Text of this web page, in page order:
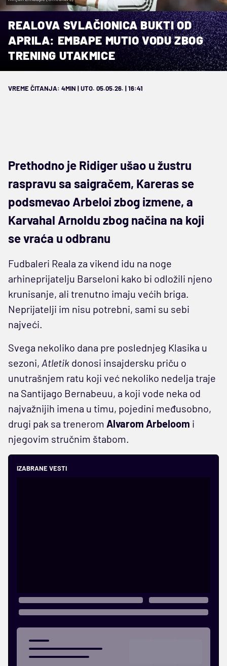
REALOVA SVLAČIONICA BUKTI OD
APRILA: EMBAPE MUTIO VODU ZBOG
TRENING UTAKMICE
VREME ČITANJA: 4MIN | UTO. 05.05.26. | 16:41
Prethodno je Ridiger ušao u žustru
raspravu sa saigračem, Kareras se
podsmevao Arbeloi zbog izmene, a
Karvahal Arnoldu zbog načina na koji
se vraća u odbranu
Fudbaleri Reala za vikend idu na noge
arhineprijatelju Barseloni kako bi odložili njeno
krunisanje, ali trenutno imaju većih briga.
Neprijatelji im nisu potrebni, sami su sebi
najveći.
Svega nekoliko dana pre poslednjeg Klasika u
sezoni, Atletik donosi insajdersku priču o
unutrašnjem ratu koji već nekoliko nedelja traje
na Santijago Bernabeuu, a koji vode neka od
najvažnijih imena u timu, pojedini međusobno,
drugi pak sa trenerom Alvarom Arbeloom i
njegovim stručnim štabom.
IZABRANE VESTI